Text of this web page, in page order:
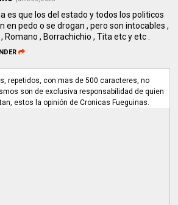
es que los del estado y todos los politicos
en pedo o se drogan , pero son intocables ,
Romano , Borrachichio , Tita etc y etc .
repetidos, con mas de 500 caracteres, no
son de exclusiva responsabilidad de quien
estos la opinión de Cronicas Fueguinas.